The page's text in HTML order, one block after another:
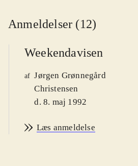
Anmeldelser (12)
Weekendavisen
af Jørgen Grønnegård
Christensen
d. 8. maj 1992
Læs anmeldelse